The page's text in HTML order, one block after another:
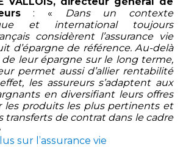
: «
Dans un contexte
et international toujours
considèrent l’assurance vie
d’épargne de référence. Au-delà
leur épargne sur le long terme,
permet aussi d’allier rentabilité
les assureurs s’adaptent aux
en diversifiant leurs offres
les produits les plus pertinents et
transferts de contrat dans le cadre
sur l’assurance vie